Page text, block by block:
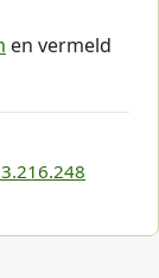
en vermeld